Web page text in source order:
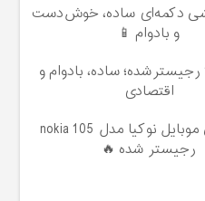
دکمه‌ای ساده، خوش‌دست
و بادوام 📱
نوکیا 105 رجیسترشده؛ ساده، بادوام و
اقتصادی
🔥 گوشی موبایل نوکیا مدل nokia 105
رجیستر شده 🔥